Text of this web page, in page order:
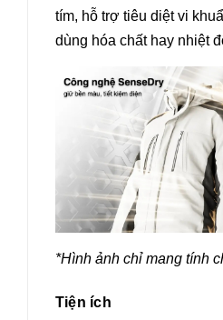
tím, hỗ trợ tiêu diệt vi
dùng hóa chất hay nhiệt
*Hình ảnh chỉ mang tính
Tiện ích